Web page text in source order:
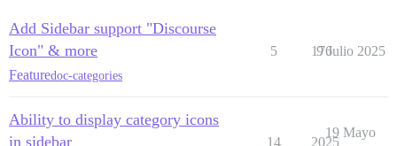
Add Sidebar support "Discourse
Icon" & more
Featuredoc-categories
5 176
9 Julio 2025
Ability to display category icons
in sidebar
14 2025
19 Mayo